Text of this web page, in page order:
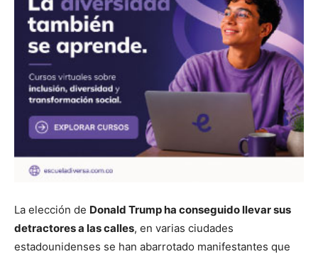
La elección de Donald Trump ha conseguido llevar sus
detractores a las calles, en varias ciudades
estadounidenses se han abarrotado manifestantes que